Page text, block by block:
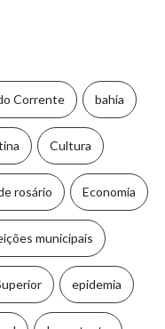
Corrente bahia
Cultura
rosário Economia
municipais
epidemia